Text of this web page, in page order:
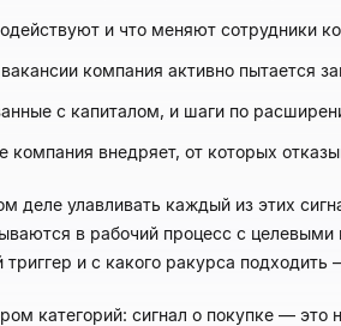
и что меняют сотрудники
компания активно пытается
с капиталом, и шаги по
внедряет, от которых
улавливать каждый из этих
в рабочий процесс с
и с какого ракурса
категорий: сигнал о покупке —